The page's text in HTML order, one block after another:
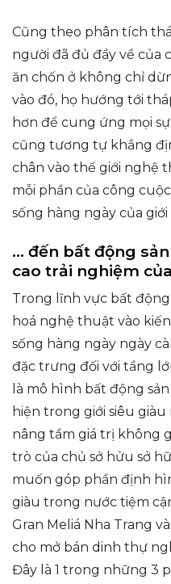
Cũng theo phân tích
người đã đủ đầy về của
ăn chốn ở không chỉ
vào đó, họ hướng tới
hơn để cung ứng mọi
cũng tương tự khẳng
chân vào thế giới nghệ
mỗi phần của công
sống hàng ngày của giới
… đến bất động
cao trải nghiệm
Trong lĩnh vực bất động
hoá nghệ thuật vào
sống hàng ngày ngày
đặc trưng đối với tầng
là mô hình bất động
hiện trong giới siêu
nâng tầm giá trị không
trò của chủ sở hửu sở
muốn góp phần định
giàu trong nước tiệm
Gran Meliá Nha Trang
cho mở bán dinh thự
Đây là 1 trong những 3